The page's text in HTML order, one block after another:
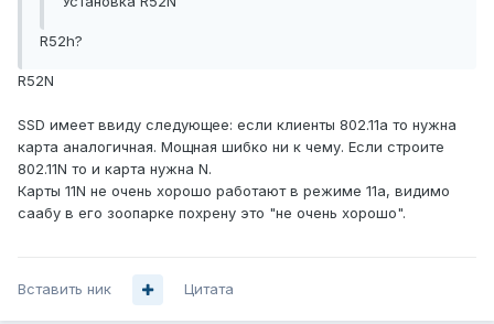
R52h?
R52N
SSD имеет ввиду следующее: если клиенты 802.11а то нужна
карта аналогичная. Мощная шибко ни к чему. Если строите
802.11N то и карта нужна N.
Карты 11N не очень хорошо работают в режиме 11а, видимо
саабу в его зоопарке похрену это "не очень хорошо".
Вставить ник Цитата